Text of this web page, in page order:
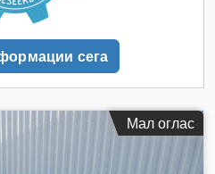
сега
Мал оглас